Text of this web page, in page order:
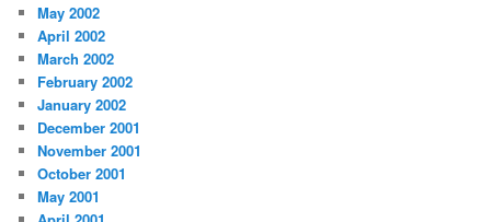
May 2002
April 2002
March 2002
February 2002
January 2002
December 2001
November 2001
October 2001
May 2001